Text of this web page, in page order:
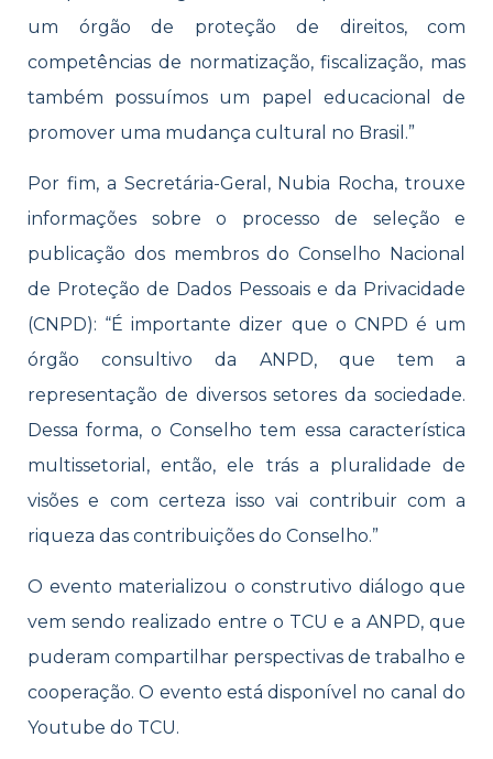
um órgão de proteção de direitos, com
competências de normatização, fiscalização, mas
também possuímos um papel educacional de
promover uma mudança cultural no Brasil.”
Por fim, a Secretária-Geral, Nubia Rocha, trouxe
informações sobre o processo de seleção e
publicação dos membros do Conselho Nacional
de Proteção de Dados Pessoais e da Privacidade
(CNPD): “É importante dizer que o CNPD é um
órgão consultivo da ANPD, que tem a
representação de diversos setores da sociedade.
Dessa forma, o Conselho tem essa característica
multissetorial, então, ele trás a pluralidade de
visões e com certeza isso vai contribuir com a
riqueza das contribuições do Conselho.”
O evento materializou o construtivo diálogo que
vem sendo realizado entre o TCU e a ANPD, que
puderam compartilhar perspectivas de trabalho e
cooperação. O evento está disponível no canal do
Youtube do TCU.